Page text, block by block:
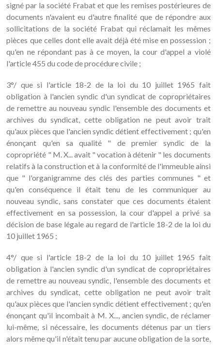
signé par la société Frabat et que les remises postérieures de
documents n'avaient eu d'autre finalité que de répondre aux
sollicitations de la société Frabat qui réclamait les mêmes
pièces que celles dont elle avait déjà été mise en possession ;
qu'en ne répondant pas à ce moyen, la cour d'appel a violé
l'article 455 du code de procédure civile ;
3°/ que si l'article 18-2 de la loi du 10 juillet 1965 fait
obligation à l'ancien syndic d'un syndicat de copropriétaires
de remettre au nouveau syndic l'ensemble des documents et
archives du syndicat, cette obligation ne peut avoir trait
qu'aux pièces que l'ancien syndic détient effectivement ; qu'en
énonçant qu'en sa qualité " de premier syndic de la
copropriété " M. X... avait " vocation à détenir " les documents
relatifs à la construction et à la conformité de l'immeuble ainsi
que " l'organigramme des clés des parties communes " et
qu'en conséquence il était tenu de les communiquer au
nouveau syndic, sans constater que ces documents étaient
effectivement en sa possession, la cour d'appel a privé sa
décision de base légale au regard de l'article 18-2 de la loi du
10 juillet 1965 ;
4°/ que si l'article 18-2 de la loi du 10 juillet 1965 fait
obligation à l'ancien syndic d'un syndicat de copropriétaires
de remettre au nouveau syndic, l'ensemble des documents et
archives du syndicat, cette obligation ne peut avoir trait
qu'aux pièces que l'ancien syndic détient effectivement ; qu'en
énonçant qu'il incombait à M. X..., ancien syndic, de réclamer
lui-même, si nécessaire, les documents détenus par un tiers
alors même qu'il n'était tenu par aucune obligation de la sorte,